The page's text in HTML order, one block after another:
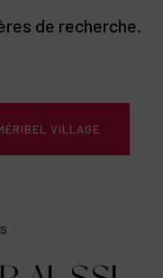
de recherche.
VILLAGE